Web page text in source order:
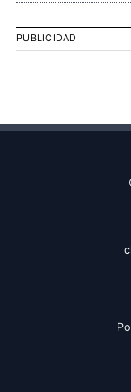
PUBLICIDAD